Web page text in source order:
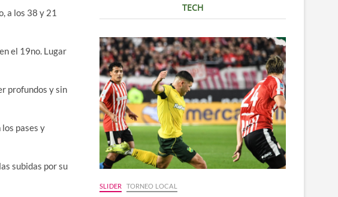
a los 38 y 21
el 19no. Lugar
profundos y sin
pases y
subidas por su
TECH
SLIDER TORNEO LOCAL